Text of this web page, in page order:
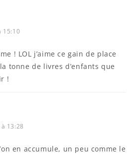
15:10
! LOL j’aime ce gain de place
tonne de livres d’enfants que
!
13:28
en accumule, un peu comme le